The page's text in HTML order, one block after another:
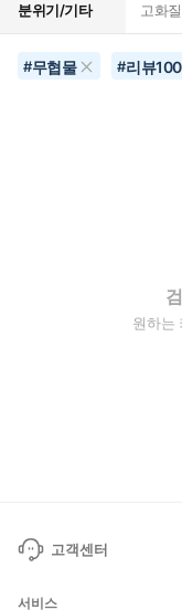
분위기/기타 고화질
#무협물 #리뷰
원하는
고객센터
서비스